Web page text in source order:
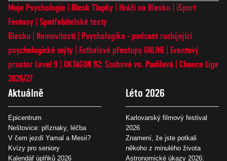
Moje Psychologie Blesk Tlapky Hráči na Blesku
iSport
Fantasy Spotřebitelské testy
Blesku
Nemovitosti
Psychologika - podcast rozbíjející
psychologické mýty
Fotbalové přestupy ONLINE
Eventový
prostor Level 9 OKTAGON 92: Szabová vs. Pudilová
Chance Liga
2026/27
Aktuálně
Epicentrum
Neštovice: příznaky, léčba
V čem jezdí Yamal a Mesii?
Kvízy pro seniory
Kalendář úplňků 2026
Léto 2026
Karlovarský filmový festival
2026
Znamení, že jste potkali
někoho z minulého života
Astronomické úkazy 2026: